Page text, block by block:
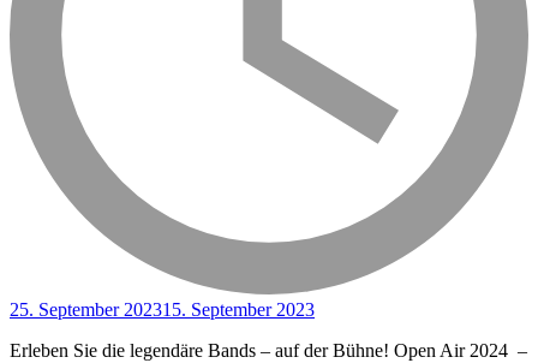
25. September 202315. September 2023
Erleben Sie die legendäre Bands – auf der Bühne! Open Air 2024 –